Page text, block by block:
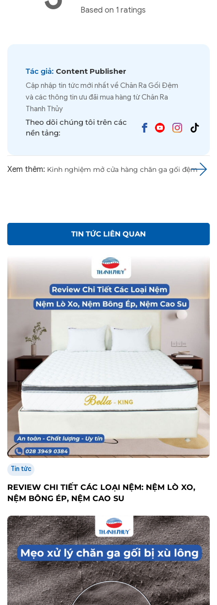
Based on 1 ratings
Tác giả: Content Publisher
Cập nhập tin tức mới nhất về Chăn Ra Gối Đệm
và các thông tin ưu đãi mua hàng từ Chăn Ra
Thanh Thủy
Theo dõi chúng tôi trên các
nền tảng:
Xem thêm: Kinh nghiệm mở cửa hàng chăn ga gối đệm
TIN TỨC LIÊN QUAN
Tin tức
REVIEW CHI TIẾT CÁC LOẠI NỆM: NỆM LÒ XO,
NỆM BÔNG ÉP, NỆM CAO SU